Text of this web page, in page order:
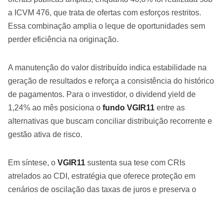
a ICVM 476, que trata de ofertas com esforços restritos.
Essa combinação amplia o leque de oportunidades sem
perder eficiência na originação.
A manutenção do valor distribuído indica estabilidade na
geração de resultados e reforça a consistência do histórico
de pagamentos. Para o investidor, o dividend yield de
1,24% ao mês posiciona o fundo VGIR11 entre as
alternativas que buscam conciliar distribuição recorrente e
gestão ativa de risco.
Em síntese, o VGIR11 sustenta sua tese com CRIs
atrelados ao CDI, estratégia que oferece proteção em
cenários de oscilação das taxas de juros e preserva o